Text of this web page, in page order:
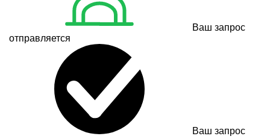
Ваш запрос
отправляется
Ваш запрос